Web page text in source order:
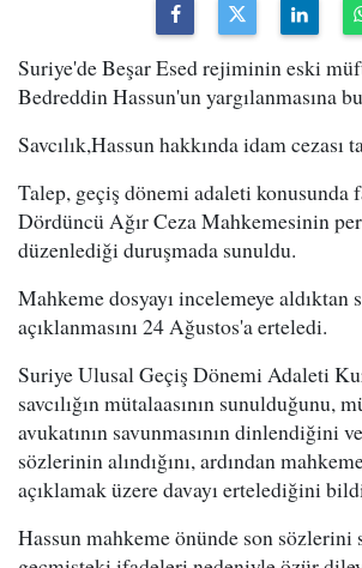
Suriye'de Beşar Esed rejiminin eski
Bedreddin Hassun'un yargılanmasına
Savcılık,Hassun hakkında idam cezası
Talep, geçiş dönemi adaleti konusunda
Dördüncü Ağır Ceza Mahkemesinin
düzenlediği duruşmada sunuldu.
Mahkeme dosyayı incelemeye aldıktan
açıklanmasını 24 Ağustos'a erteledi.
Suriye Ulusal Geçiş Dönemi Adaleti
savcılığın mütalaasının sunulduğunu,
avukatının savunmasının dinlendiğini
sözlerinin alındığını, ardından
açıklamak üzere davayı ertelediğini
Hassun mahkeme önünde son sözlerini